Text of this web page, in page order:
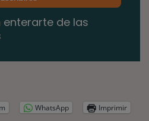
enterarte de las
WhatsApp
Imprimir